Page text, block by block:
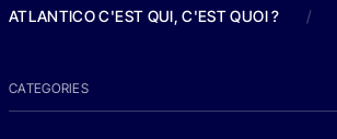
ATLANTICO C'EST QUI, C'EST QUOI ? /
CATEGORIES